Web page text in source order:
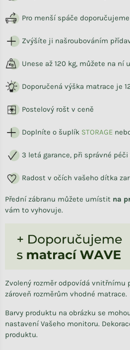
Pro menší spáče
Zvýšíte ji našroubováním
Unese až 120 kg, můžete na ní
Doporučená výška matrace je
Postelový rošt v ceně
Doplníte o šuplík STORAGE
3 letá garance, při správné
Radost v očích vašeho dítka
Přední zábranu můžete umístit na
vám to vyhovuje.
Zvolený rozměr odpovídá vnitřnímu
zároveň rozměrům vhodné matrace.
Barvy produktu na obrázku se
nastavení Vašeho monitoru.
produktu.